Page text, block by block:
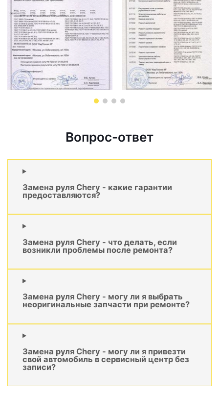
Вопрос-ответ
Замена руля Chery - какие гарантии
предоставляются?
Замена руля Chery - что делать, если
возникли проблемы после ремонта?
Замена руля Chery - могу ли я выбрать
неоригинальные запчасти при ремонте?
Замена руля Chery - могу ли я привезти
свой автомобиль в сервисный центр без
записи?